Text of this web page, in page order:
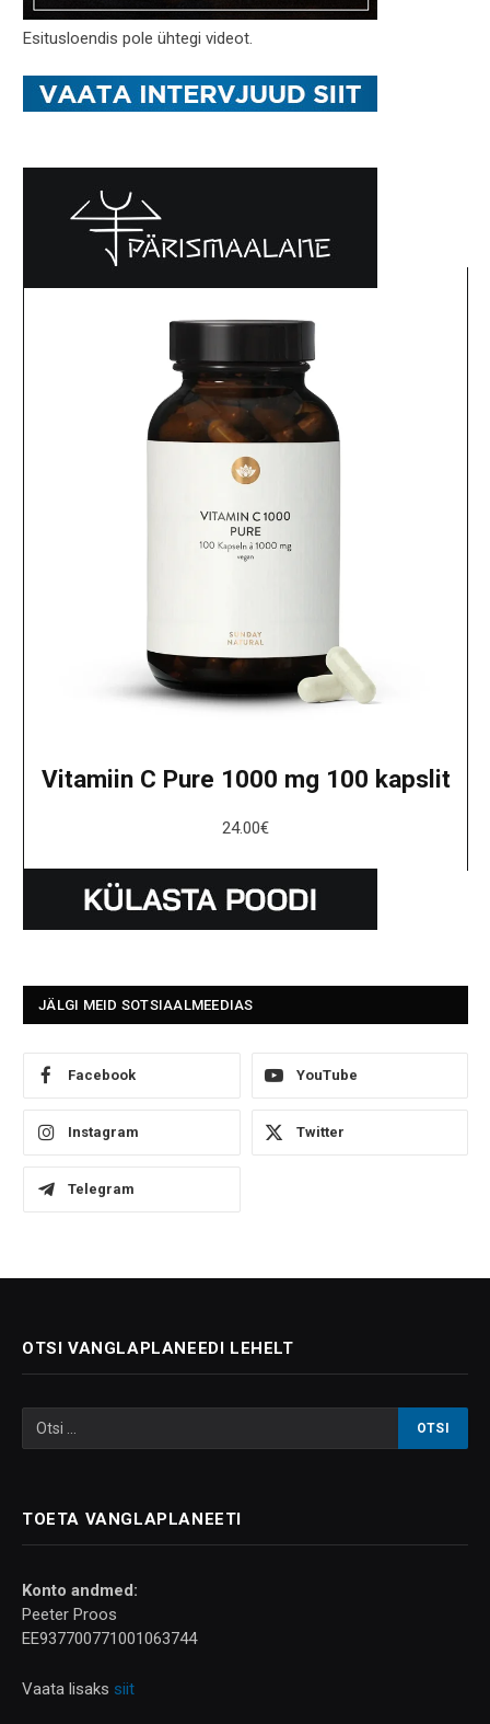
Esitusloendis pole ühtegi videot.
Vitamiin C Pure 1000 mg 100 kapslit
24.00€
JÄLGI MEID SOTSIAALMEEDIAS
Facebook YouTube
Instagram Twitter
Telegram
OTSI VANGLAPLANEEDI LEHELT
TOETA VANGLAPLANEETI
Konto andmed:
Peeter Proos
EE937700771001063744
Vaata lisaks siit